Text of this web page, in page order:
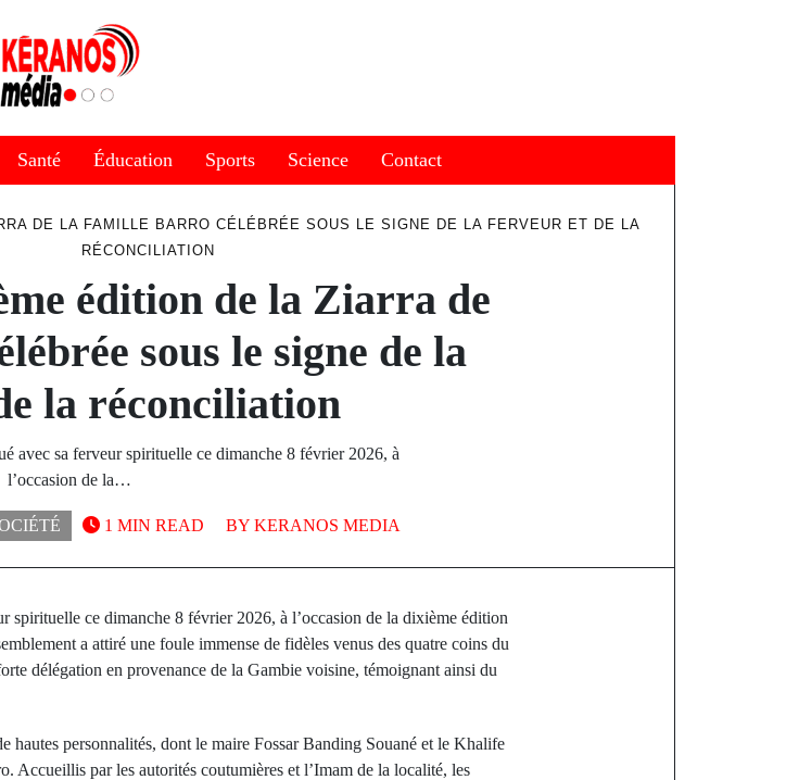
Santé Éducation Sports Science Contact
DE LA FAMILLE BARRO CÉLÉBRÉE SOUS LE SIGNE DE LA FERVEUR ET DE LA
RÉCONCILIATION
édition de la Ziarra de
sous le signe de la
la réconciliation
avec sa ferveur spirituelle ce dimanche 8 février 2026, à
l’occasion de la…
BY KERANOS MEDIA
1 MIN READ
spirituelle ce dimanche 8 février 2026, à l’occasion de la dixième édition
a attiré une foule immense de fidèles venus des quatre coins du
délégation en provenance de la Gambie voisine, témoignant ainsi du
hautes personnalités, dont le maire Fossar Banding Souané et le Khalife
Accueillis par les autorités coutumières et l’Imam de la localité, les